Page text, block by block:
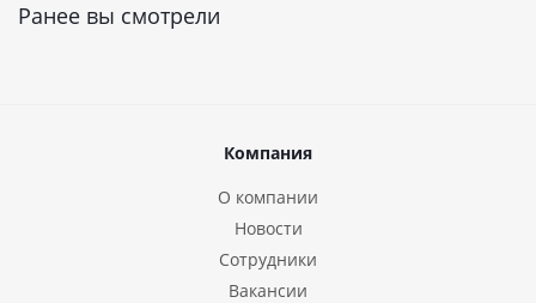
Ранее вы смотрели
Компания
О компании
Новости
Сотрудники
Вакансии